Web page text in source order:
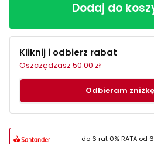
Dodaj do
Kliknij i odbierz rabat
Oszczędzasz 50.00 zł
Odbieram zniżkę
do 6 rat 0% RATA od